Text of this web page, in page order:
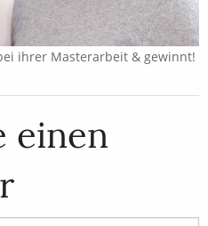
ihrer Masterarbeit & gewinnt!
einen